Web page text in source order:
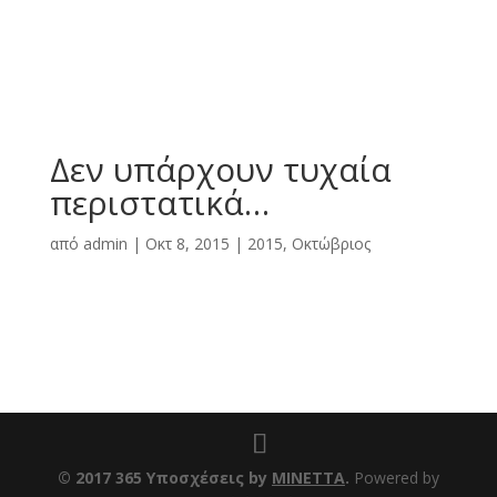
Δεν υπάρχουν τυχαία
περιστατικά…
από admin | Οκτ 8, 2015 | 2015, Οκτώβριος
© 2017 365 Υποσχέσεις by ΜΙΝΕΤΤΑ. Powered by